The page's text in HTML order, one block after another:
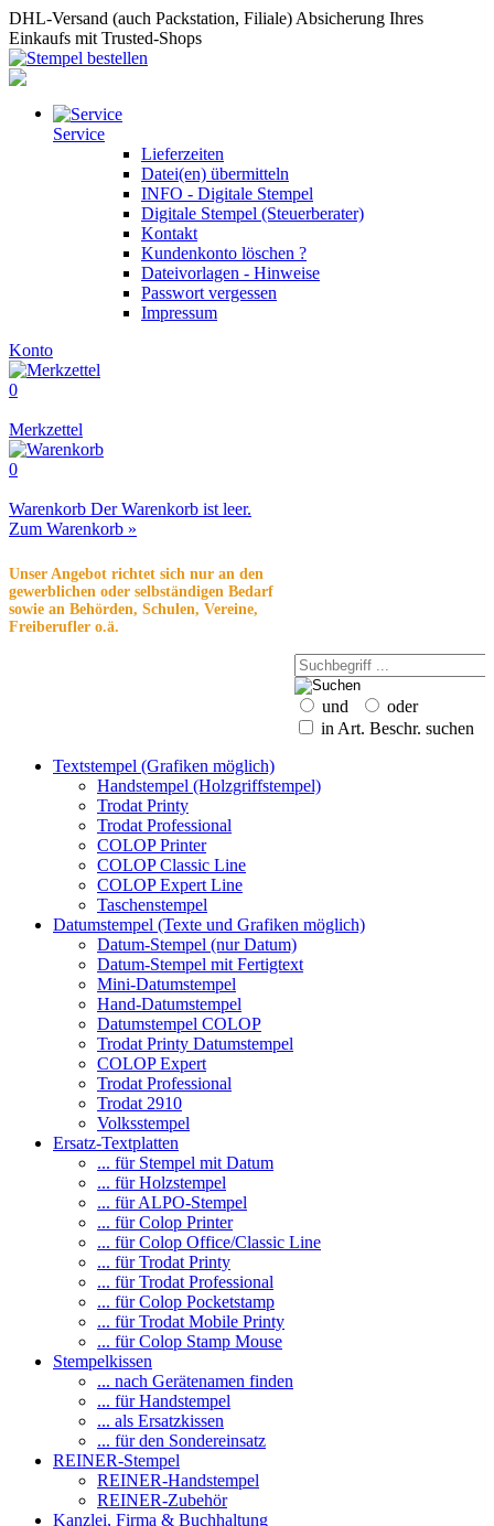
DHL-Versand (auch Packstation, Filiale) Absicherung Ihres
Einkaufs mit Trusted-Shops
Service
Lieferzeiten
Datei(en) übermitteln
INFO - Digitale Stempel
Digitale Stempel (Steuerberater)
Kontakt
Kundenkonto löschen ?
Dateivorlagen - Hinweise
Passwort vergessen
Impressum
Konto
0
Merkzettel
0
Warenkorb Der Warenkorb ist leer.
Zum Warenkorb »
Unser Angebot richtet sich nur an den
gewerblichen oder selbständigen Bedarf
sowie an Behörden, Schulen, Vereine,
Freiberufler o.ä.
und
oder
in Art. Beschr. suchen
Textstempel (Grafiken möglich)
Handstempel (Holzgriffstempel)
Trodat Printy
Trodat Professional
COLOP Printer
COLOP Classic Line
COLOP Expert Line
Taschenstempel
Datumstempel (Texte und Grafiken möglich)
Datum-Stempel (nur Datum)
Datum-Stempel mit Fertigtext
Mini-Datumstempel
Hand-Datumstempel
Datumstempel COLOP
Trodat Printy Datumstempel
COLOP Expert
Trodat Professional
Trodat 2910
Volksstempel
Ersatz-Textplatten
... für Stempel mit Datum
... für Holzstempel
... für ALPO-Stempel
... für Colop Printer
... für Colop Office/Classic Line
... für Trodat Printy
... für Trodat Professional
... für Colop Pocketstamp
... für Trodat Mobile Printy
... für Colop Stamp Mouse
Stempelkissen
... nach Gerätenamen finden
... für Handstempel
... als Ersatzkissen
... für den Sondereinsatz
REINER-Stempel
REINER-Handstempel
REINER-Zubehör
Kanzlei, Firma & Buchhaltung